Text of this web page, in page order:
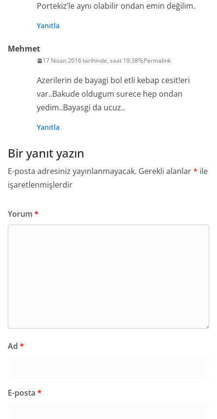
Portekiz’le aynı olabilir ondan emin değilim.
Yanıtla
Mehmet
17 Nisan 2016 tarihinde, saat 19:38 Permalink
Azerilerin de bayagi bol etli kebap cesit!eri
var..Bakude oldugum surece hep ondan
yedim..Bayasgi da ucuz..
Yanıtla
Bir yanıt yazın
E-posta adresiniz yayınlanmayacak. Gerekli alanlar* ile
işaretlenmişlerdir
Yorum *
Ad *
E-posta *